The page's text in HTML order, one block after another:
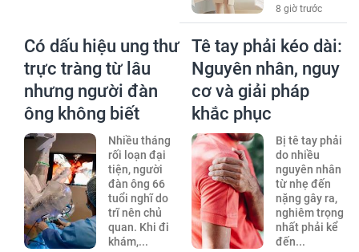
8 giờ trước
Có dấu hiệu ung thư
trực tràng từ lâu
nhưng người đàn
ông không biết
Nhiều tháng
rối loạn đại
tiện, người
đàn ông 66
tuổi nghĩ do
trĩ nên chủ
quan. Khi đi
khám,...
Tê tay phải kéo dài:
Nguyên nhân, nguy
cơ và giải pháp
khắc phục
Bị tê tay phải
do nhiều
nguyên nhân
từ nhẹ đến
nặng gây ra,
nghiêm trọng
nhất phải kể
đến...